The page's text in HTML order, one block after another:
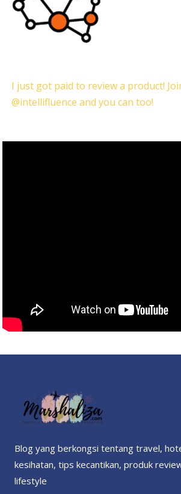
I just got paid to review a product!
@intellifluence and you can too!
Blog yang berkongsi tentang travel,
kesihatan, tips kecantikan, produk
lifestyle